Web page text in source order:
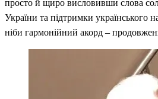
просто й щиро висловивши слова
України та підтримки українського
ніби гармонійний акорд –